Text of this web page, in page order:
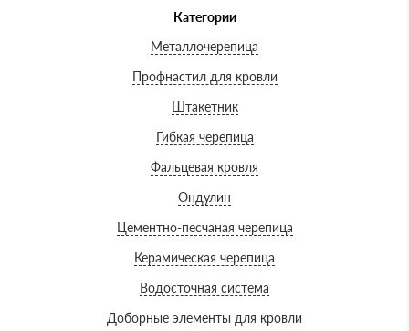
Категории
Металлочерепица
Профнастил для кровли
Штакетник
Гибкая черепица
Фальцевая кровля
Ондулин
Цементно-песчаная черепица
Керамическая черепица
Водосточная система
Доборные элементы для кровли